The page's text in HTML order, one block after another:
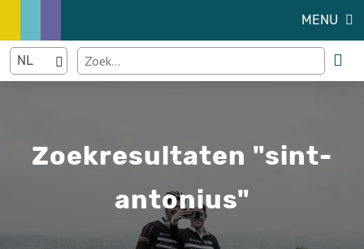
MENU
Zoekresultaten "sint-
antonius"